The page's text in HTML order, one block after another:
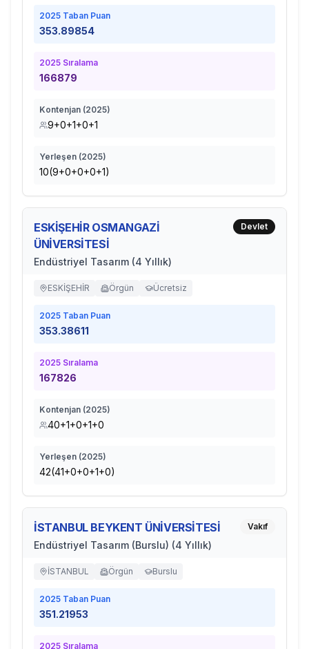
2025 Taban Puan
353.89854
2025 Sıralama
166879
Kontenjan (2025)
9+0+1+0+1
Yerleşen (2025)
10(9+0+0+0+1)
ESKİŞEHİR OSMANGAZİ
ÜNİVERSİTESİ
Endüstriyel Tasarım (4 Yıllık)
Devlet
ESKİŞEHİR Örgün Ücretsiz
2025 Taban Puan
353.38611
2025 Sıralama
167826
Kontenjan (2025)
40+1+0+1+0
Yerleşen (2025)
42(41+0+0+1+0)
İSTANBUL BEYKENT ÜNİVERSİTESİ
Endüstriyel Tasarım (Burslu) (4 Yıllık)
Vakıf
İSTANBUL Örgün Burslu
2025 Taban Puan
351.21953
2025 Sıralama